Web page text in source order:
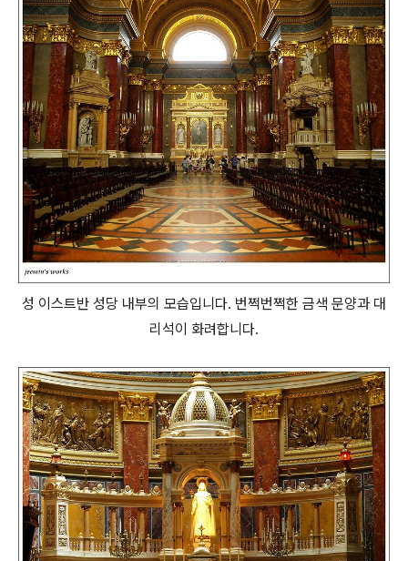
성 이스트반 성당 내부의 모습입니다. 번쩍번쩍한 금색 문양과 대
리석이 화려합니다.